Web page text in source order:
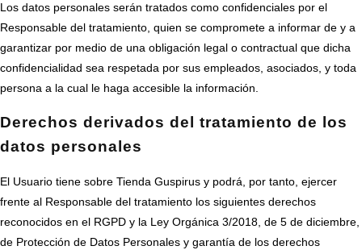
Los datos personales serán tratados como confidenciales por el
Responsable del tratamiento, quien se compromete a informar de y a
garantizar por medio de una obligación legal o contractual que dicha
confidencialidad sea respetada por sus empleados, asociados, y toda
persona a la cual le haga accesible la información.
Derechos derivados del tratamiento de los
datos personales
El Usuario tiene sobre Tienda Guspirus y podrá, por tanto, ejercer
frente al Responsable del tratamiento los siguientes derechos
reconocidos en el RGPD y la Ley Orgánica 3/2018, de 5 de diciembre,
de Protección de Datos Personales y garantía de los derechos